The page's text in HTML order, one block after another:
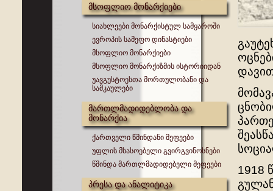
მსოფლიო მონარქიები
სიახლეები მონარქისტულ სამყაროში
ევროპის სამეფო დინასტიები
მსოფლიო მონარქიები
მსოფლიო მონარქიზმის ისტორიიდან
უავგუსტოესთა მორთულობანი და
სამკაულები
მართლმადიდებლობა და
მონარქია
ქართველი წმინდანი მეფეები
უფლის მსასოებელი გვირგვინოსნები
წმინდა მართლმადიდებელი მეფეები
პრესა და ანალიტიკა
1918